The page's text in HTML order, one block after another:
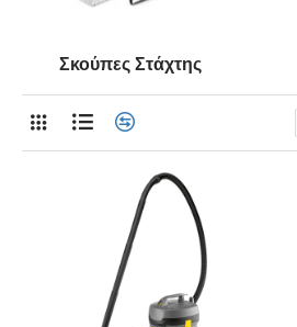
Σκούπες Στάχτης